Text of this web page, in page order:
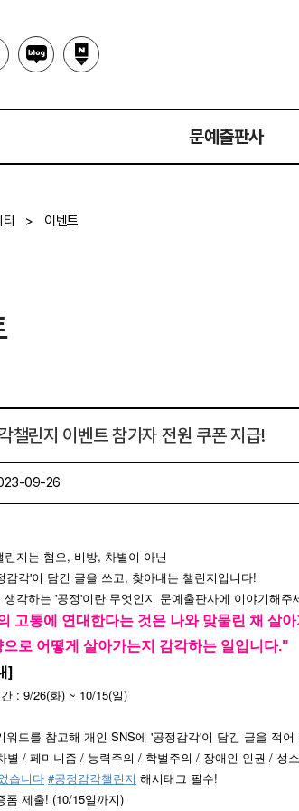
문예출판사
> 이벤트
챌린지 이벤트 참가자 전원 쿠폰 지급!
09-26
린지는 혐오, 비방, 차별이 아닌
감각'이 담긴 글을 쓰고, 찾아내는 챌린지입니다!
생각하는 '공정'이란 무엇인지 문예출판사에 이야기해주
고통에 연대한다는 것은 나와 맞물린 채 살아
으로 어떻게 살아가는지 감각하는 일입니다."
]
: 9/26(화) ~ 10/15(일)
워드를 참고해 개인 SNS에 '공정감각'이 담긴 글을 적
별 / 페미니즘 / 능력주의 / 학벌주의 / 장애인 인권 / 성
습니다 #공정감각챌린지 해시태그 필수!
폼 제출! (10/15일까지)